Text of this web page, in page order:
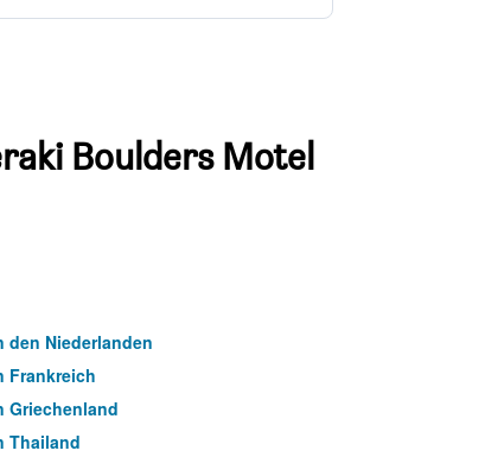
Boulders Motel
den Niederlanden
Frankreich
Griechenland
Thailand